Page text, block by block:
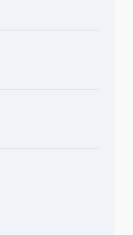
결제
안한다
괜찮았다
안한다.
와 잘 모르겠다
제품 개발에 생각